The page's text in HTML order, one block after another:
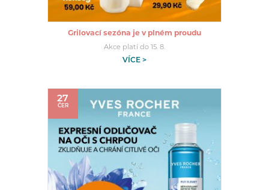
Grilovací sezóna je v plném proudu
Akce platí do 15. 8.
VÍCE >
27
ČER